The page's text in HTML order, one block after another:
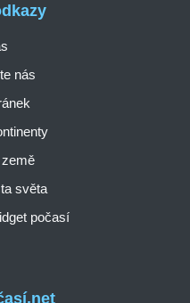
nás
světa
počasí